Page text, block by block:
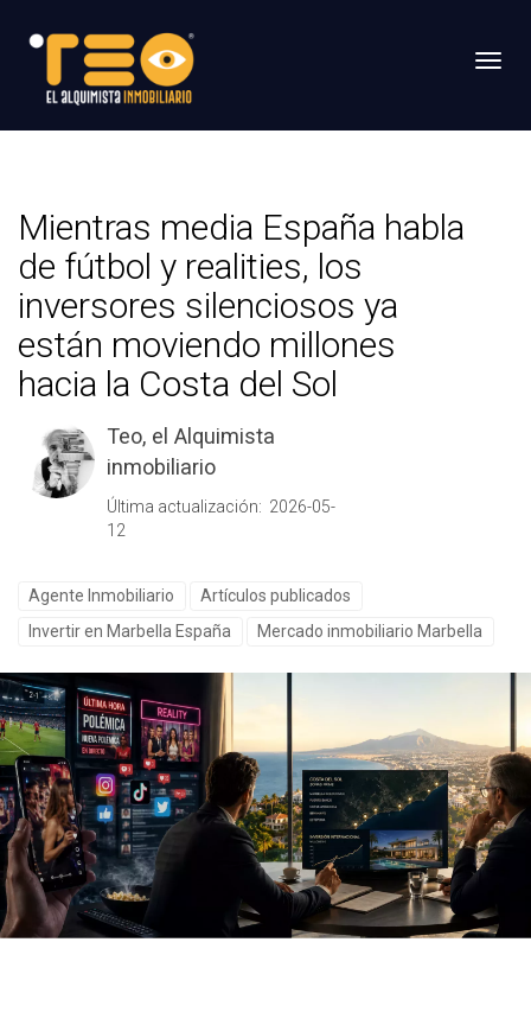
Mientras media España habla
de fútbol y realities, los
inversores silenciosos ya
están moviendo millones
hacia la Costa del Sol
Teo, el Alquimista
inmobiliario
Última actualización: 2026-05-
12
Agente Inmobiliario
Artículos publicados
Invertir en Marbella España
Mercado inmobiliario Marbella